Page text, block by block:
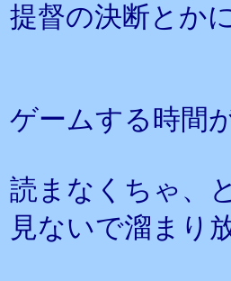
提督の決断とか
ゲームする時間
読まなくちゃ、
見ないで溜まり